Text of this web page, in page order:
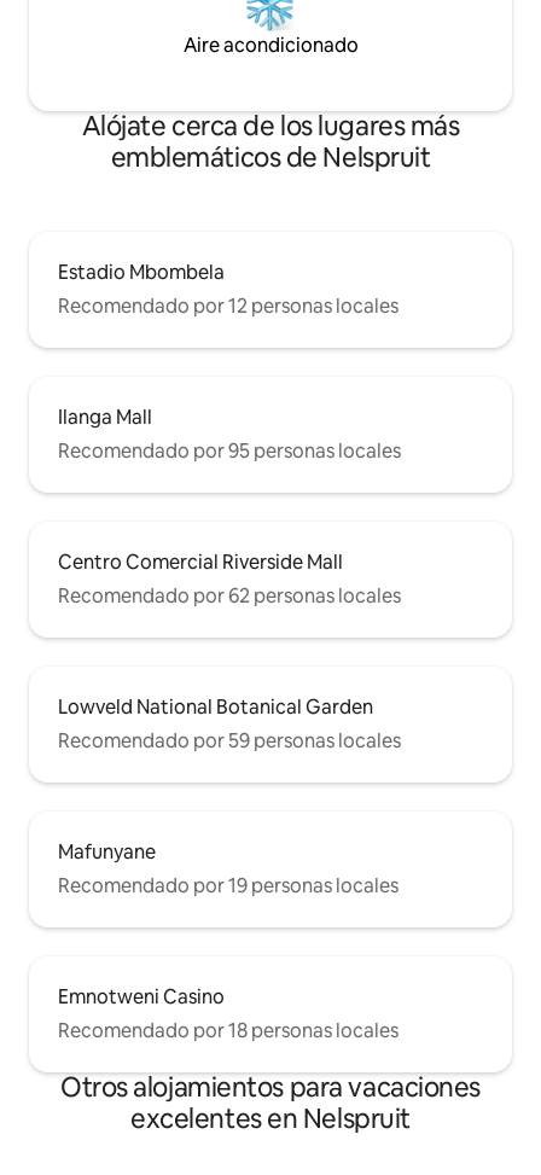
Aire acondicionado
Alójate cerca de los lugares más
emblemáticos de Nelspruit
Estadio Mbombela
Recomendado por 12 personas locales
Ilanga Mall
Recomendado por 95 personas locales
Centro Comercial Riverside Mall
Recomendado por 62 personas locales
Lowveld National Botanical Garden
Recomendado por 59 personas locales
Mafunyane
Recomendado por 19 personas locales
Emnotweni Casino
Recomendado por 18 personas locales
Otros alojamientos para vacaciones
excelentes en Nelspruit